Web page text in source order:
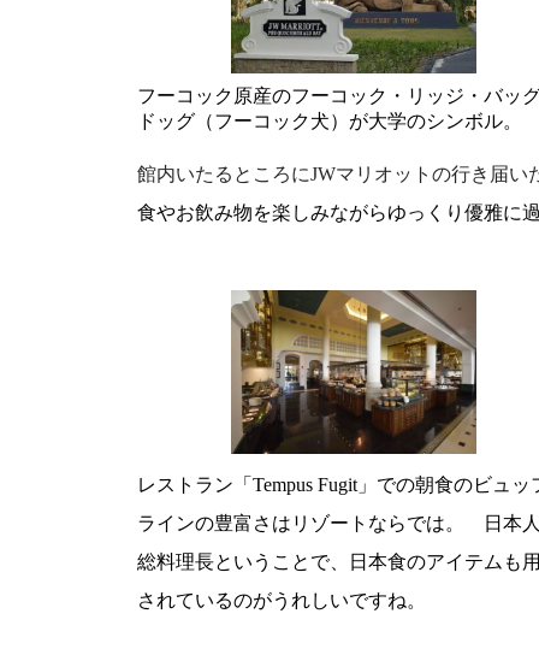
フーコック原産のフーコック・リッジ・バッ
ドッグ（フーコック犬）が大学のシンボル。
館内いたるところにJWマリオットの行き届い
食やお飲み物を楽しみながらゆっくり優雅に
レストラン「 Tempus Fugit」での朝食のビュッ
ラインの豊富さはリゾートならでは。
日本
総料理長ということで、日本食のアイテムも
されているのがうれしいですね。